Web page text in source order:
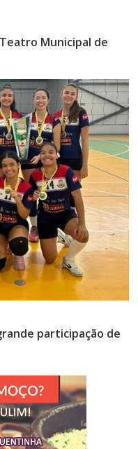
Municipal de
participação de